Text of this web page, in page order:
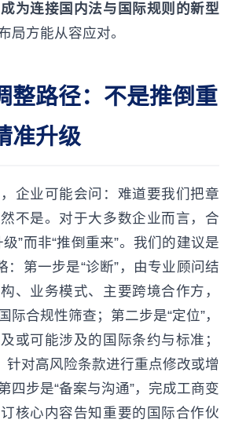
为连接国内法与国际规则的新型
局方能从容应对。
整路径：不是推倒重
准升级
企业可能会问：难道要我们把章
不是。对于大多数企业而言，合
”而非“推倒重来”。我们的建议是
：第一步是“诊断”，由专业顾问结
、业务模式、主要跨境合作方，
际合规性筛查；第二步是“定位”，
或可能涉及的国际条约与标准；
针对高风险条款进行重点修改或增
四步是“备案与沟通”，完成工商变
核心内容告知重要的国际合作伙